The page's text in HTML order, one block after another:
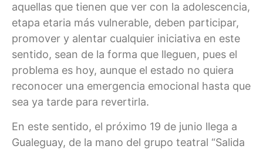
aquellas que tienen que ver con la adolescencia,
etapa etaria más vulnerable, deben participar,
promover y alentar cualquier iniciativa en este
sentido, sean de la forma que lleguen, pues el
problema es hoy, aunque el estado no quiera
reconocer una emergencia emocional hasta que
sea ya tarde para revertirla.
En este sentido, el próximo 19 de junio llega a
Gualeguay, de la mano del grupo teatral “Salida